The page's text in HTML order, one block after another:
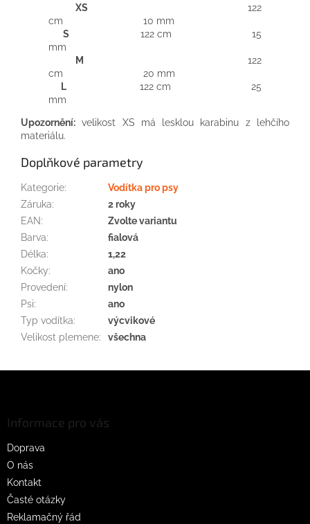
XS 122
cm 10 mm
S
122 cm 15
mm
M 122
cm 20 mm
L
122 cm 25
mm
Upozornění: velikost XS má lesklou karabinu z lehčího
materiálu.
Doplňkové parametry
Kategorie:
Vodítka pro psy
Záruka:
2 roky
EAN:
Zvolte variantu
Barva:
fialová
Délka:
1,22
Kočky:
ano
Provedení:
nylon
Psi:
ano
Typ vodítka:
výcvikové
Velikost plemene: všechna
Informace pro vás
Doprava
O nás
Kontakt
Časté otázky
Reklamačný řád